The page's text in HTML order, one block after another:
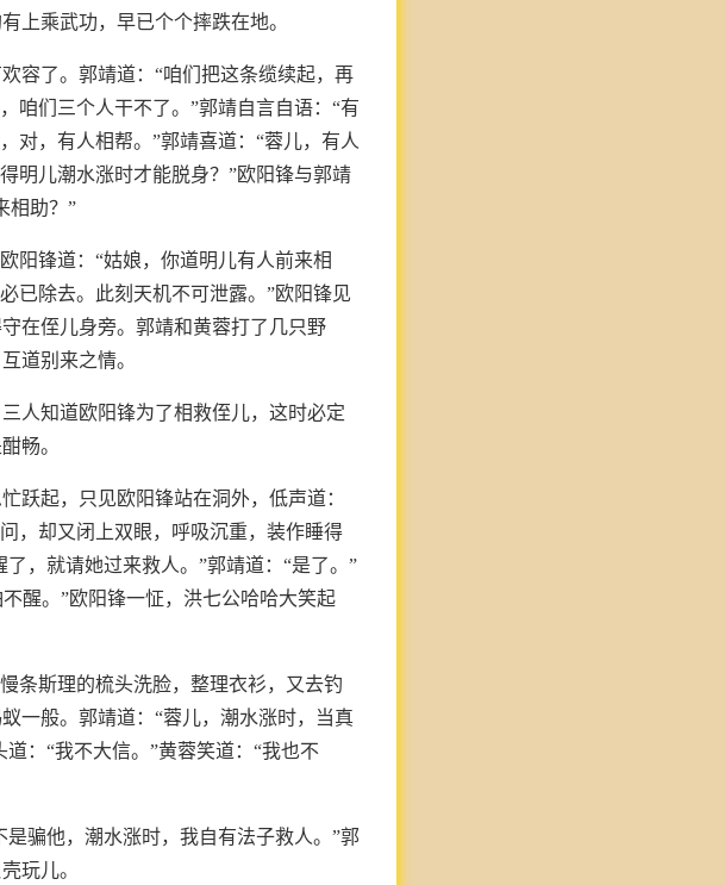
上乘武功，早已个个摔跌在地。
容了。郭靖道：“咱们把这条缆续起，再
咱们三个人干不了。”郭靖自言自语：“有
对，有人相帮。”郭靖喜道：“蓉儿，有人
明儿潮水涨时才能脱身？”欧阳锋与郭靖
相助？”
阳锋道：“姑娘，你道明儿有人前来相
已除去。此刻天机不可泄露。”欧阳锋见
在侄儿身旁。郭靖和黄蓉打了几只野
道别来之情。
人知道欧阳锋为了相救侄儿，这时必定
畅。
跃起，只见欧阳锋站在洞外，低声道：
，却又闭上双眼，呼吸沉重，装作睡得
，就请她过来救人。”郭靖道：“是了。”
醒。”欧阳锋一怔，洪七公哈哈大笑起
条斯理的梳头洗脸，整理衣衫，又去钓
一般。郭靖道：“蓉儿，潮水涨时，当真
：“我不大信。”黄蓉笑道：“我也不
骗他，潮水涨时，我自有法子救人。”郭
玩儿。